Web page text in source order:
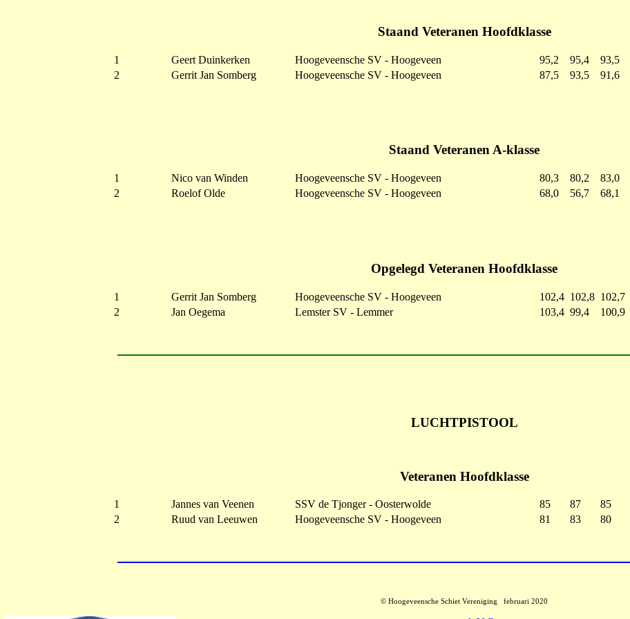
Staand Veteranen Hoofdklasse
1 Geert Duinkerken Hoogeveensche SV - Hoogeveen 95,2 95,4 93,5
2
Gerrit Jan Somberg Hoogeveensche SV - Hoogeveen 87,5 93,5 91,6
Staand Veteranen A-klasse
1 Nico van Winden Hoogeveensche SV - Hoogeveen 80,3 80,2 83,0
2
Roelof Olde Hoogeveensche SV - Hoogeveen 68,0 56,7 68,1
Opgelegd Veteranen Hoofdklasse
1 Gerrit Jan Somberg Hoogeveensche SV - Hoogeveen 102,4 102,8 102,7
2
Jan Oegema Lemster SV - Lemmer 103,4 99,4 100,9
LUCHTPISTOOL
Veteranen Hoofdklasse
1 Jannes van Veenen SSV de Tjonger - Oosterwolde 85 87 85
2
Ruud van Leeuwen Hoogeveensche SV - Hoogeveen 81 83 80
© Hoogeveensche Schiet Vereniging februari 2020